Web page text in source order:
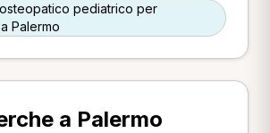
pediatrico per
Palermo
a Palermo